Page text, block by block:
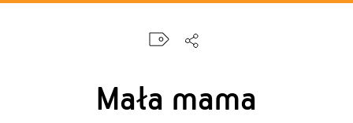
Mała mama